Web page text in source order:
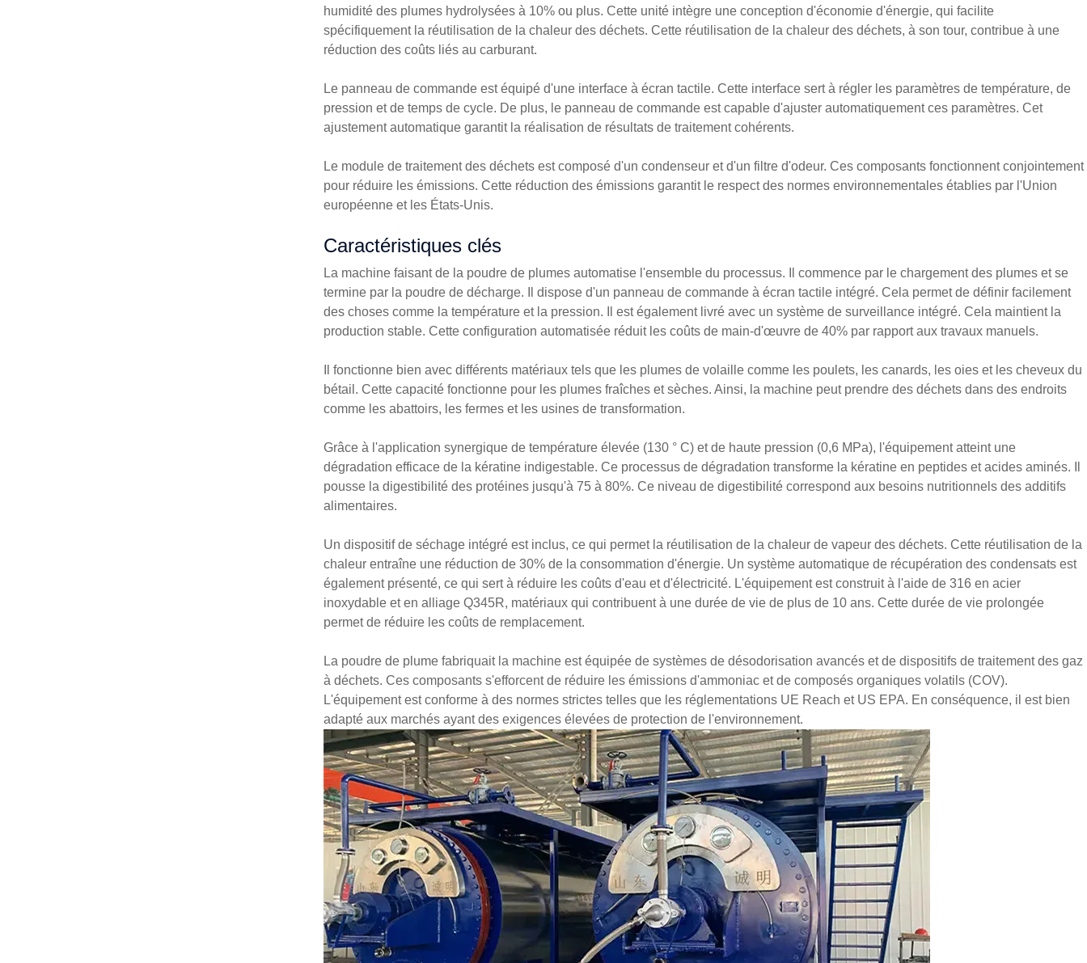
humidité des plumes hydrolysées à 10% ou plus. Cette unité intègre une conception d'économie d'énergie, qui facilite
spécifiquement la réutilisation de la chaleur des déchets. Cette réutilisation de la chaleur des déchets, à son tour, contribue à une
réduction des coûts liés au carburant.
Le panneau de commande est équipé d'une interface à écran tactile. Cette interface sert à régler les paramètres de température, de
pression et de temps de cycle. De plus, le panneau de commande est capable d'ajuster automatiquement ces paramètres. Cet
ajustement automatique garantit la réalisation de résultats de traitement cohérents.
Le module de traitement des déchets est composé d'un condenseur et d'un filtre d'odeur. Ces composants fonctionnent conjointement
pour réduire les émissions. Cette réduction des émissions garantit le respect des normes environnementales établies par l'Union
européenne et les États-Unis.
Caractéristiques clés
La machine faisant de la poudre de plumes automatise l'ensemble du processus. Il commence par le chargement des plumes et se
termine par la poudre de décharge. Il dispose d'un panneau de commande à écran tactile intégré. Cela permet de définir facilement
des choses comme la température et la pression. Il est également livré avec un système de surveillance intégré. Cela maintient la
production stable. Cette configuration automatisée réduit les coûts de main-d'œuvre de 40% par rapport aux travaux manuels.
Il fonctionne bien avec différents matériaux tels que les plumes de volaille comme les poulets, les canards, les oies et les cheveux du
bétail. Cette capacité fonctionne pour les plumes fraîches et sèches. Ainsi, la machine peut prendre des déchets dans des endroits
comme les abattoirs, les fermes et les usines de transformation.
Grâce à l'application synergique de température élevée (130 ° C) et de haute pression (0,6 MPa), l'équipement atteint une
dégradation efficace de la kératine indigestable. Ce processus de dégradation transforme la kératine en peptides et acides aminés. Il
pousse la digestibilité des protéines jusqu'à 75 à 80%. Ce niveau de digestibilité correspond aux besoins nutritionnels des additifs
alimentaires.
Un dispositif de séchage intégré est inclus, ce qui permet la réutilisation de la chaleur de vapeur des déchets. Cette réutilisation de la
chaleur entraîne une réduction de 30% de la consommation d'énergie. Un système automatique de récupération des condensats est
également présenté, ce qui sert à réduire les coûts d'eau et d'électricité. L'équipement est construit à l'aide de 316 en acier
inoxydable et en alliage Q345R, matériaux qui contribuent à une durée de vie de plus de 10 ans. Cette durée de vie prolongée
permet de réduire les coûts de remplacement.
La poudre de plume fabriquait la machine est équipée de systèmes de désodorisation avancés et de dispositifs de traitement des gaz
à déchets. Ces composants s'efforcent de réduire les émissions d'ammoniac et de composés organiques volatils (COV).
L'équipement est conforme à des normes strictes telles que les réglementations UE Reach et US EPA. En conséquence, il est bien
adapté aux marchés ayant des exigences élevées de protection de l'environnement.